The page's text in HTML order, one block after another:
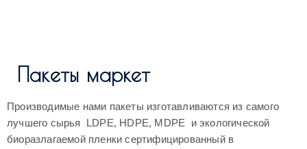
Пакеты маркет
Производимые нами пакеты изготавливаются из самого
лучшего сырья LDPE, HDPE, MDPE и экологической
биоразлагаемой пленки сертифицированный в